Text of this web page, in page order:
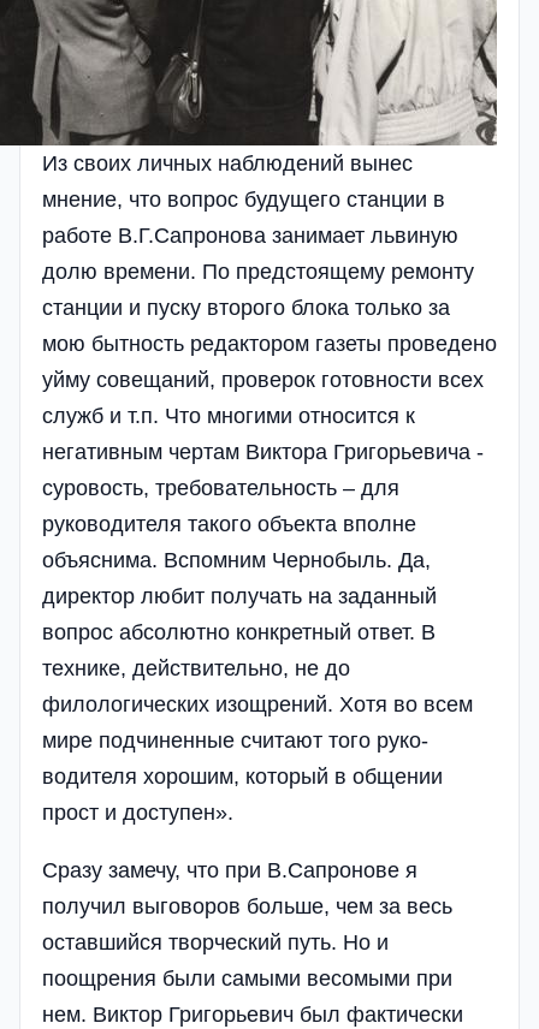
Из своих личных наблюдений вынес
мнение, что вопрос будущего станции в
работе В.Г.Сапронова занимает львиную
долю времени. По предстоящему ремонту
станции и пуску второго блока только за
мою бытность редактором газеты проведено
уйму совещаний, проверок готовности всех
служб и т.п. Что многими относится к
негативным чертам Виктора Григорьевича -
суровость, требовательность – для
руководителя такого объекта вполне
объяснима. Вспомним Чернобыль. Да,
директор любит получать на заданный
вопрос абсолютно конк­ретный ответ. В
технике, действительно, не до
филологических изощрений. Хотя во всем
мире подчиненные считают того руко­
водителя хорошим, который в об­щении
прост и доступен».
Сразу замечу, что при В.Сапронове я
получил выговоров больше, чем за весь
оставшийся творческий путь. Но и
поощрения были самыми весомыми при
нем. Виктор Григорьевич был фактически